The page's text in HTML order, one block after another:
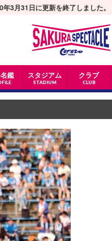
鑑 スタジアム
STADIUM
クラブ
CLUB
3月31日に更新を終了しました。